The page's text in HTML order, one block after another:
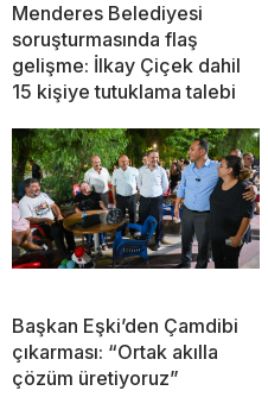
Menderes Belediyesi
soruşturmasında flaş
gelişme: İlkay Çiçek dahil
15 kişiye tutuklama talebi
Başkan Eşki’den Çamdibi
çıkarması: “Ortak akılla
çözüm üretiyoruz”